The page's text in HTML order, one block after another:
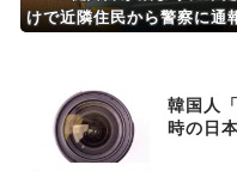
けで近隣住民から警察に通
韓国人
時の日